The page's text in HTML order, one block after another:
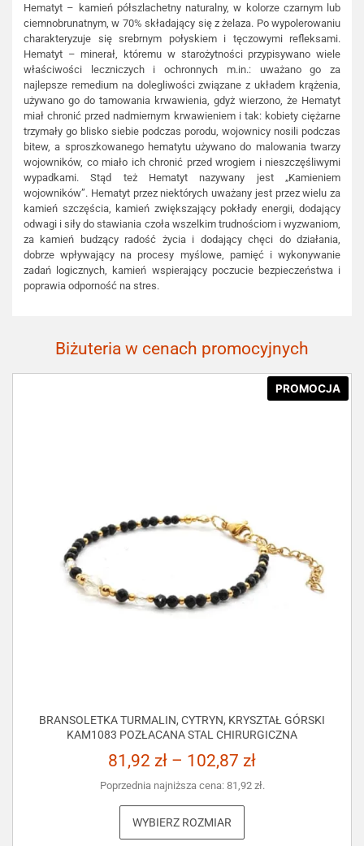
Hematyt – kamień półszlachetny naturalny, w kolorze czarnym lub
ciemnobrunatnym, w 70% składający się z żelaza. Po wypolerowaniu
charakteryzuje się srebrnym połyskiem i tęczowymi refleksami.
Hematyt – minerał, któremu w starożytności przypisywano wiele
właściwości leczniczych i ochronnych m.in.: uważano go za
najlepsze remedium na dolegliwości związane z układem krążenia,
używano go do tamowania krwawienia, gdyż wierzono, że Hematyt
miał chronić przed nadmiernym krwawieniem i tak: kobiety ciężarne
trzymały go blisko siebie podczas porodu, wojownicy nosili podczas
bitew, a sproszkowanego hematytu używano do malowania twarzy
wojowników, co miało ich chronić przed wrogiem i nieszczęśliwymi
wypadkami. Stąd też Hematyt nazywany jest „Kamieniem
wojowników”. Hematyt przez niektórych uważany jest przez wielu za
kamień szczęścia, kamień zwiększający pokłady energii, dodający
odwagi i siły do stawiania czoła wszelkim trudnościom i wyzwaniom,
za kamień budzący radość życia i dodający chęci do działania,
dobrze wpływający na procesy myślowe, pamięć i wykonywanie
zadań logicznych, kamień wspierający poczucie bezpieczeństwa i
poprawia odporność na stres.
Biżuteria w cenach promocyjnych
PROMOCJA
BRANSOLETKA TURMALIN, CYTRYN, KRYSZTAŁ GÓRSKI
KAM1083 POZŁACANA STAL CHIRURGICZNA
81,92 zł – 102,87 zł
Poprzednia najniższa cena: 81,92 zł.
WYBIERZ ROZMIAR